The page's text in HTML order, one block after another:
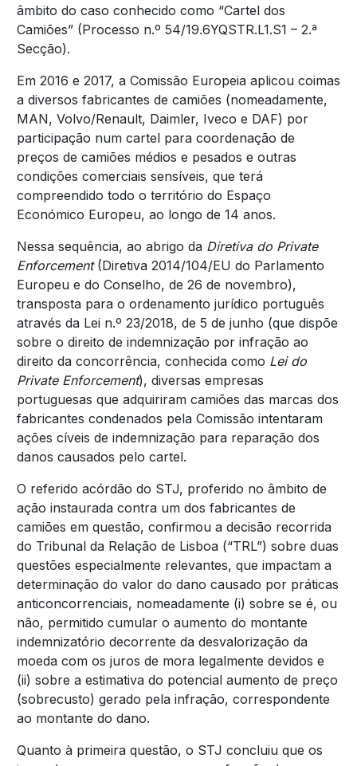
âmbito do caso conhecido como “Cartel dos
Camiões” (Processo n.º 54/19.6YQSTR.L1.S1 – 2.ª
Secção).
Em 2016 e 2017, a Comissão Europeia aplicou coimas
a diversos fabricantes de camiões (nomeadamente,
MAN, Volvo/Renault, Daimler, Iveco e DAF) por
participação num cartel para coordenação de
preços de camiões médios e pesados e outras
condições comerciais sensíveis, que terá
compreendido todo o território do Espaço
Económico Europeu, ao longo de 14 anos.
Nessa sequência, ao abrigo da Diretiva do Private
Enforcement(Diretiva 2014/104/EU do Parlamento
Europeu e do Conselho, de 26 de novembro),
transposta para o ordenamento jurídico português
através da Lei n.º 23/2018, de 5 de junho (que dispõe
sobre o direito de indemnização por infração ao
direito da concorrência, conhecida como Lei do
Private Enforcement), diversas empresas
portuguesas que adquiriram camiões das marcas dos
fabricantes condenados pela Comissão intentaram
ações cíveis de indemnização para reparação dos
danos causados pelo cartel.
O referido acórdão do STJ, proferido no âmbito de
ação instaurada contra um dos fabricantes de
camiões em questão, confirmou a decisão recorrida
do Tribunal da Relação de Lisboa (“TRL”) sobre duas
questões especialmente relevantes, que impactam a
determinação do valor do dano causado por práticas
anticoncorrenciais, nomeadamente (i) sobre se é, ou
não, permitido cumular o aumento do montante
indemnizatório decorrente da desvalorização da
moeda com os juros de mora legalmente devidos e
(ii) sobre a estimativa do potencial aumento de preço
(sobrecusto) gerado pela infração, correspondente
ao montante do dano.
Quanto à primeira questão, o STJ concluiu que os